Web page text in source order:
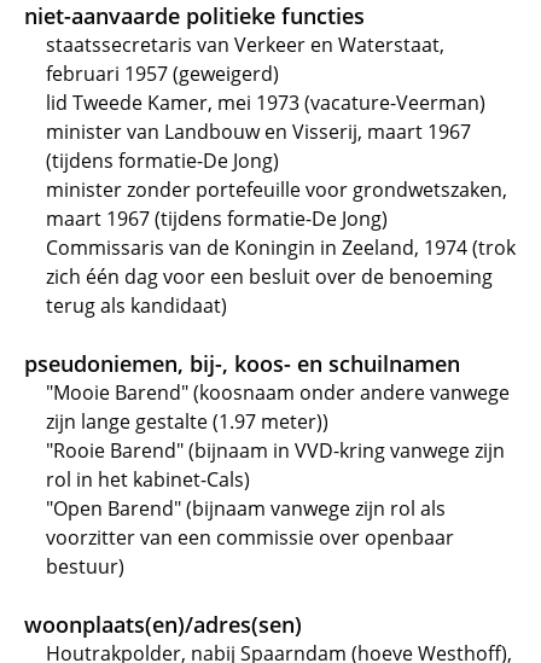
niet-aanvaarde politieke functies
staatssecretaris van Verkeer en Waterstaat,
februari 1957 (geweigerd)
lid Tweede Kamer, mei 1973 (vacature-Veerman)
minister van Landbouw en Visserij, maart 1967
(tijdens formatie-De Jong)
minister zonder portefeuille voor grondwetszaken,
maart 1967 (tijdens formatie-De Jong)
Commissaris van de Koningin in Zeeland, 1974 (trok
zich één dag voor een besluit over de benoeming
terug als kandidaat)
pseudoniemen, bij-, koos- en schuilnamen
"Mooie Barend" (koosnaam onder andere vanwege
zijn lange gestalte (1.97 meter))
"Rooie Barend" (bijnaam in VVD-kring vanwege zijn
rol in het kabinet-Cals)
"Open Barend" (bijnaam vanwege zijn rol als
voorzitter van een commissie over openbaar
bestuur)
woonplaats(en)/adres(sen)
Houtrakpolder, nabij Spaarndam (hoeve Westhoff),